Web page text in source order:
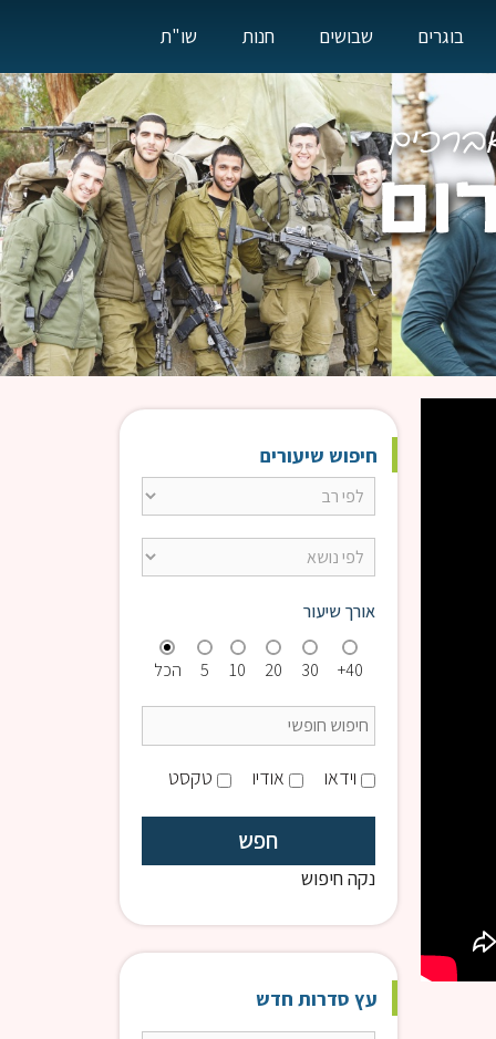
בוגרים שבושים חנות שו"ת
חיפוש שיעורים
אורך שיעור
הכל 5 10 20 30 40+
וידאו אודיו טקסט
נקה חיפוש
עץ סדרות חדש